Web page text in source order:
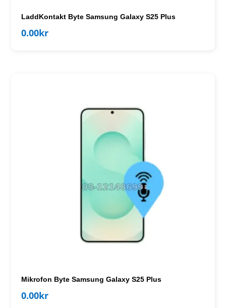
LaddKontakt Byte Samsung Galaxy S25 Plus
0.00kr
Mikrofon Byte Samsung Galaxy S25 Plus
0.00kr